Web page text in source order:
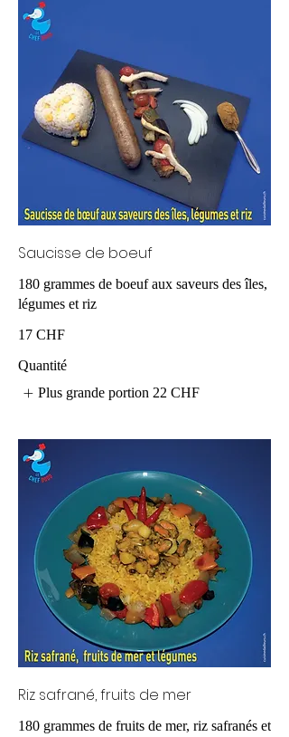
Saucisse de boeuf
180 grammes de boeuf aux saveurs des îles,
légumes et riz
17 CHF
Quantité
Plus grande portion 22 CHF
Riz safrané, fruits de mer
180 grammes de fruits de mer, riz safranés et